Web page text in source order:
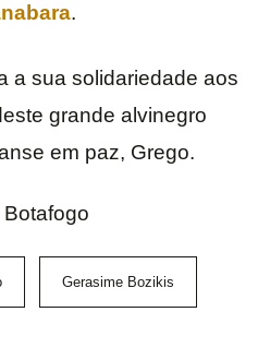
.
a sua solidariedade aos
grande alvinegro
em paz, Grego.
Gerasime Bozikis